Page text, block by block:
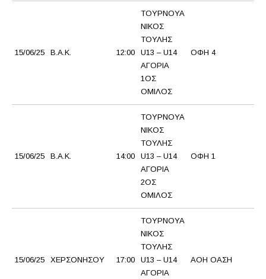
15/06/25 Β.Α.Κ. 12:00
ΤΟΥΡΝΟΥΑ
ΝΙΚΟΣ
ΤΟΥΛΗΣ
U13 – U14
ΑΓΟΡΙΑ
1ΟΣ
ΟΜΙΛΟΣ
ΟΦΗ 4
15/06/25 Β.Α.Κ. 14:00
ΤΟΥΡΝΟΥΑ
ΝΙΚΟΣ
ΤΟΥΛΗΣ
U13 – U14
ΑΓΟΡΙΑ
2ΟΣ
ΟΜΙΛΟΣ
ΟΦΗ 1
15/06/25 ΧΕΡΣΟΝΗΣΟΥ 17:00
ΤΟΥΡΝΟΥΑ
ΝΙΚΟΣ
ΤΟΥΛΗΣ
U13 – U14
ΑΓΟΡΙΑ
ΑΟΗ ΟΑΣΗ